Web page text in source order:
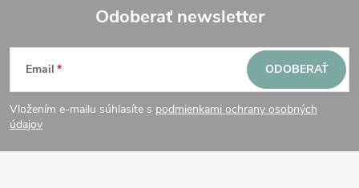
Z
á
p
Odoberať newsletter
Email
Vložením e-mailu súhlasíte s podmienkami ochrany osobných
údajov
ODOBERAŤ